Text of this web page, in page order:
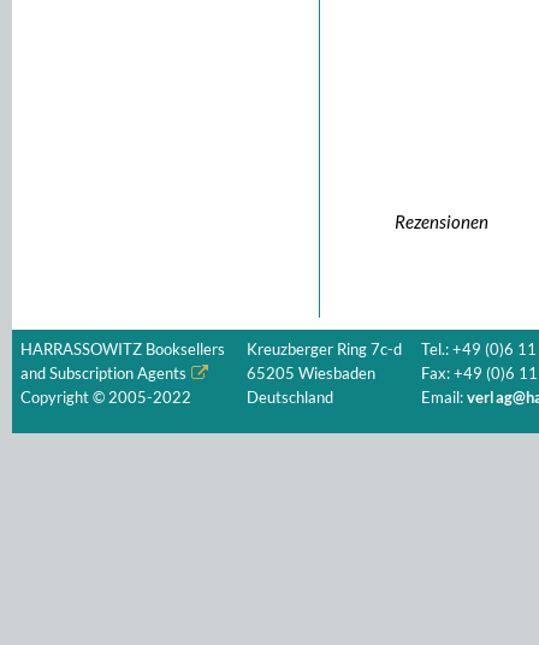
Rezensionen
HARRASSOWITZ Booksellers
and Subscription Agents
Copyright © 2005-2022
Kreuzberger Ring 7c-d
65205 Wiesbaden
Deutschland
Tel.: +49 (0)6
Fax: +49 (0)6
Email: